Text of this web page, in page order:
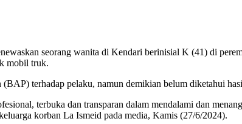
seorang wanita di Kendari berinisial K (41) di
mobil truk.
terhadap pelaku, namun demikian belum diketahui
terbuka dan transparan dalam mendalami dan
korban La Ismeid pada media, Kamis (27/6/2024).